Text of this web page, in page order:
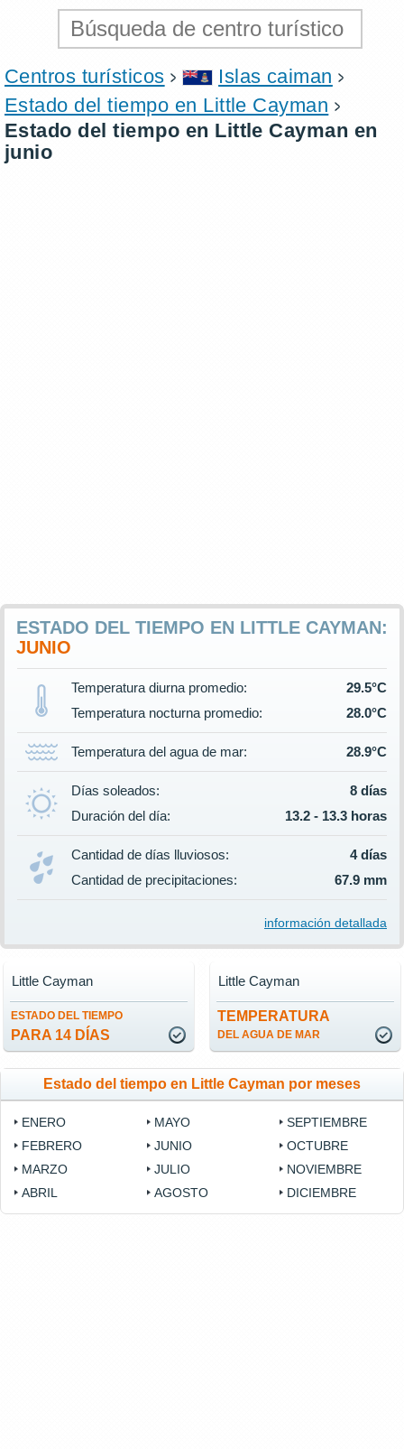
Centros turísticos
Islas caiman
Estado del tiempo en Little Cayman
Estado del tiempo en Little Cayman en
junio
ESTADO DEL TIEMPO EN LITTLE CAYMAN:
JUNIO
Temperatura diurna promedio:
29.5°C
Temperatura nocturna promedio:
28.0°C
Temperatura del agua de mar: 28.9°C
Días soleados:
8 días
Duración del día:
13.2 - 13.3 horas
Cantidad de días lluviosos:
4 días
Cantidad de precipitaciones:
67.9 mm
información detallada
ESTADO DEL TIEMPO
PARA 14 DÍAS
Little Cayman
TEMPERATURA
DEL AGUA DE MAR
Little Cayman
Estado del tiempo en Little Cayman por meses
ENERO
FEBRERO
MARZO
ABRIL
MAYO
JUNIO
JULIO
AGOSTO
SEPTIEMBRE
OCTUBRE
NOVIEMBRE
DICIEMBRE